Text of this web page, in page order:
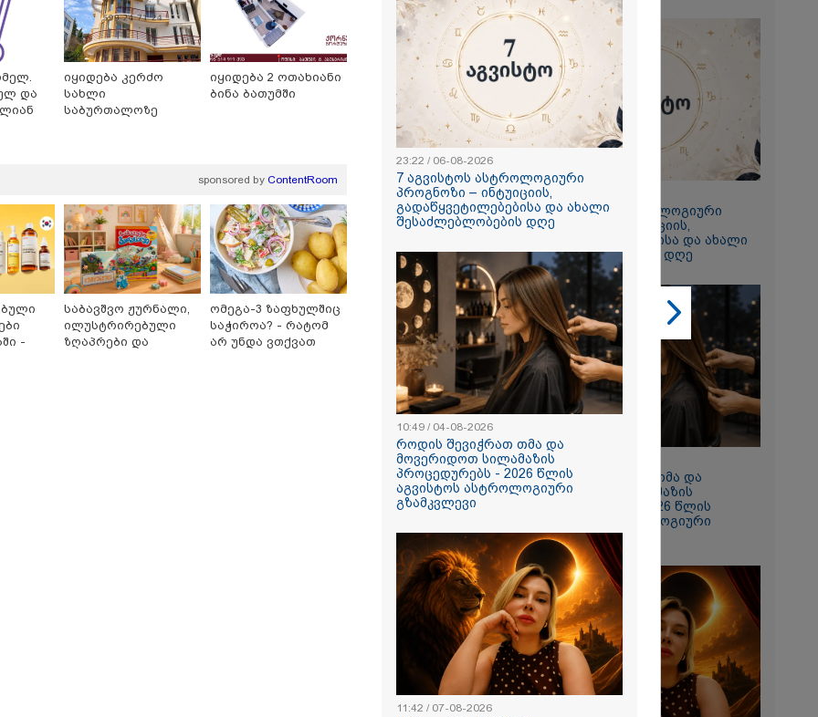
08-2026
დრო და
09:33 / 05-08-2026
"მამის მიერ ცოტნესთვის
დატოვებულ სახლში
თვითნებურად ცხოვრობს
ადამიანი, რომელიც
ზვიადის ანდერძში ერთი
სიტყვითაც კი არ არის
მოხსენიებული" - ანა
ჯაბაური
08-2026
უწყლოდ და
გაატარეს, მათ
დავუბრუნეთ" -
მეზღვაური
რომ 36 მიგრანტი,
ორსული
გადაარჩინა
12:20 / 04-08-2026
"როცა კანონიკიდან
გამომდინარე,
მართებულად მიგვაჩნია,
რომ ადამიანის გასვენება
ტაძრიდან არ მოხდეს, ეს
მგლოვიარეს ისეთი
სიყვარულითა უნდა
ავუხსნათ, რომ შფოთვა
არ დაიბადოს" - დედა
"- გათა***ბულო, წადი და
დაწერე განცხადება თუ
დანაშაულს ჩავდივარ...-
სოციალურ ქსელში
სკანდალური კადრები
23:22 / 06-08-2026
7 აგვისტოს ასტროლოგიური
პროგნოზი – ინტუიციის,
გადაწყვეტილებებისა და ახალი
შესაძლებლობების დღე
10:49 / 04-08-2026
როდის შევიჭრათ თმა და
მოვერიდოთ სილამაზის
პროცედურებს - 2026 წლის
აგვისტოს ასტროლოგიური
გზამკვლევი
და
იყიდება კერძო
სახლი
საბურთალოზე
იყიდება 2 ოთახიანი
ბინა ბათუმში
sponsored by ContentRoom
-
საბავშვო ჟურნალი,
ილუსტრირებული
ზღაპრები და
ომეგა-3 ზაფხულშიც
საჭიროა? - რატომ
არ უნდა ვთქვათ
23:22 / 06-08-2026
7 აგვისტოს ასტროლოგიური
პროგნოზი – ინტუიციის,
გადაწყვეტილებებისა და ახალი
შესაძლებლობების დღე
10:49 / 04-08-2026
როდის შევიჭრათ თმა და
მოვერიდოთ სილამაზის
პროცედურებს - 2026 წლის
აგვისტოს ასტროლოგიური
გზამკვლევი
11:42 / 07-08-2026